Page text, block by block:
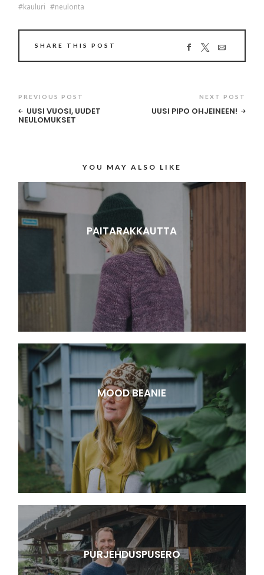
kauluri neulonta
SHARE THIS POST
PREVIOUS POST
UUSI VUOSI, UUDET
NEULOMUKSET
NEXT POST
UUSI PIPO OHJEINEEN!
YOU MAY ALSO LIKE
PAITARAKKAUTTA
MOOD BEANIE
PURJEHDUSPUSERO